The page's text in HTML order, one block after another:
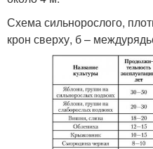
Схема сильнорослого,
крон сверху, б –